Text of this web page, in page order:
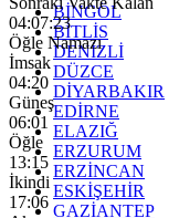
BİNGÖL
BİTLİS
DENİZLİ
DÜZCE
DİYARBAKIR
EDİRNE
ELAZIĞ
ERZURUM
ERZİNCAN
ESKİŞEHİR
GAZİANTEP
04:07:22
Öğle Namazı
İmsak
04:20
Güneş
06:01
Öğle
13:15
İkindi
17:06